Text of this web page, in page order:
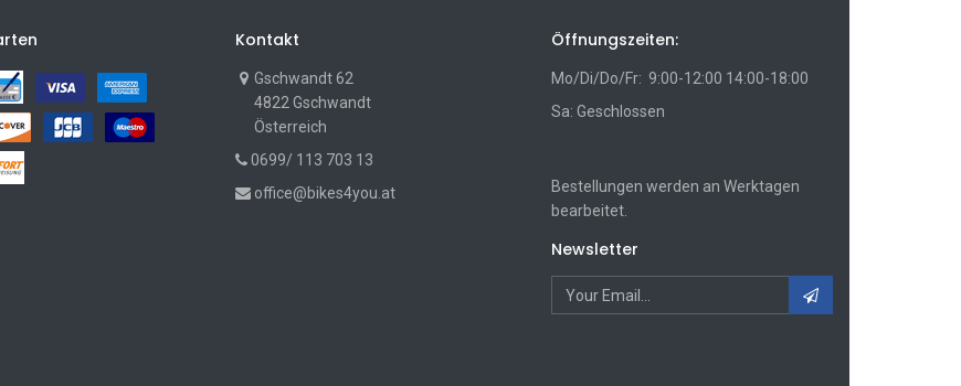
Kontakt
Gschwandt 62
4822 Gschwandt
Österreich
0699/ 113 703 13
office@bikes4you.at
Öffnungszeiten:
Mo/Di/Do/Fr: 9:00-12:00 14:00-18:00
Sa: Geschlossen
Bestellungen werden an Werktagen
bearbeitet.
Newsletter